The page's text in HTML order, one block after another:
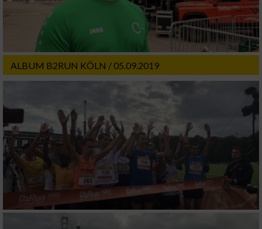
ALBUM B2RUN KÖLN / 05.09.2019